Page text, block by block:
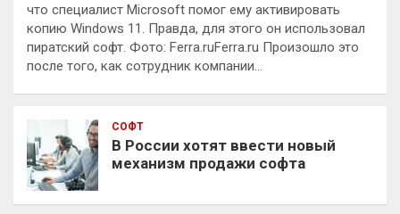
что специалист Microsoft помог ему активировать
копию Windows 11. Правда, для этого он использовал
пиратский софт. Фото: Ferra.ruFerra.ru Произошло это
после того, как сотрудник компании…
СОФТ
В России хотят ввести новый
механизм продажи софта